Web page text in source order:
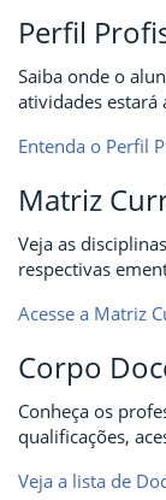
Perfil
Saiba onde o
atividades estará
Entenda o Perfil
Matriz
Veja as
respectivas
Acesse a Matriz
Corpo
Conheça os
qualificações,
Veja a lista de